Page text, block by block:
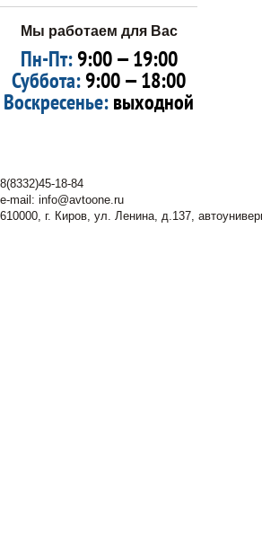
Мы работаем для Вас
Пн-Пт:9:00 — 19:00
Суббота:9:00 — 18:00
Воскресенье:выходной
8(8332)45-18-84
e-mail: info@avtoone.ru
610000, г. Киров, ул. Ленина, д.137,